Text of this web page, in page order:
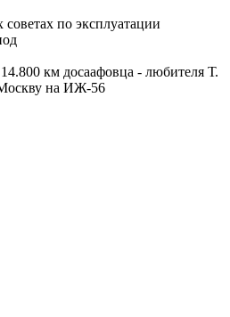
по эксплуатации
км досаафовца - любителя Т.
на ИЖ-56